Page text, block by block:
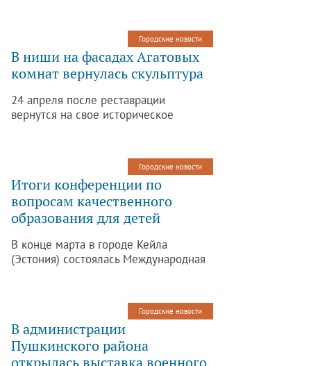
встречи с населением с целью
выявления социально значимых
проблем в районе и решения
указанных проблем
Городские новости
В ниши на фасадах Агатовых
комнат вернулась скульптура
24 апреля после реставрации
вернутся на свое историческое
Городские новости
Итоги конференции по
вопросам качественного
образования для детей
В конце марта в городе Кейла
(Эстония) состоялась Международная
находящихся в социально-опасном
Городские новости
В администрации
Пушкинского района
открылась выставка военного